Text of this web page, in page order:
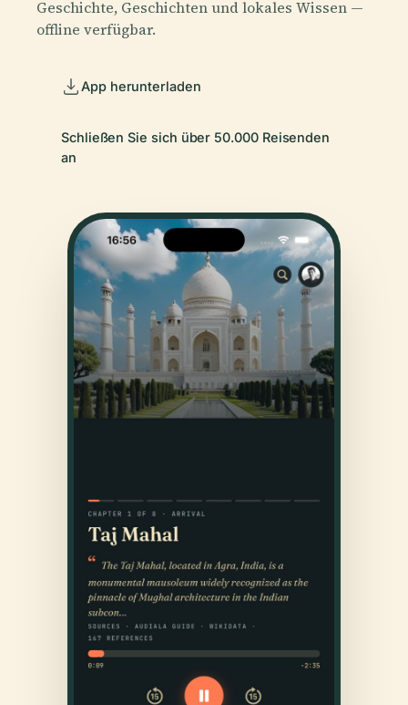
Geschichte, Geschichten und lokales Wissen —
offline verfügbar.
App herunterladen
Schließen Sie sich über 50.000 Reisenden
an